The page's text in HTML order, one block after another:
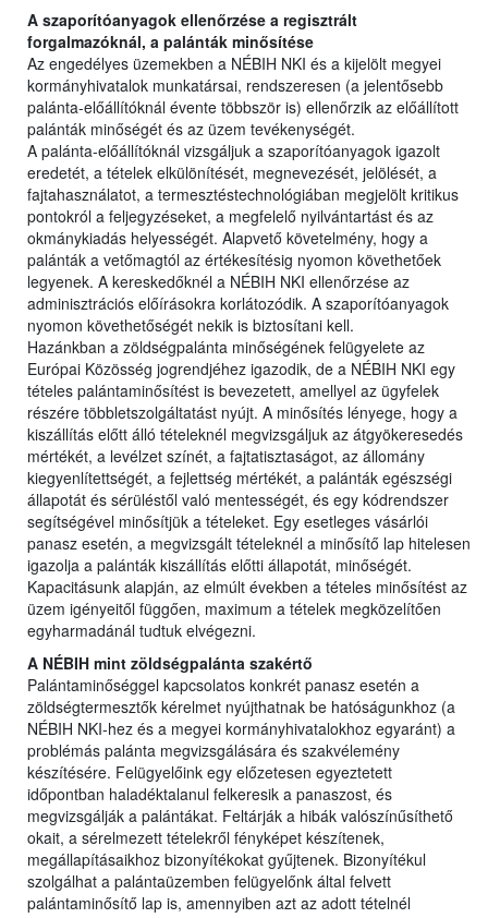
A szaporítóanyagok ellenőrzése a regisztrált
forgalmazóknál, a palánták minősítése
Az engedélyes üzemekben a NÉBIH NKI és a kijelölt megyei
kormányhivatalok munkatársai, rendszeresen (a jelentősebb
palánta-előállítóknál évente többször is) ellenőrzik az előállított
palánták minőségét és az üzem tevékenységét.
A palánta-előállítóknál vizsgáljuk a szaporítóanyagok igazolt
eredetét, a tételek elkülönítését, megnevezését, jelölését, a
fajtahasználatot, a termesztéstechnológiában megjelölt kritikus
pontokról a feljegyzéseket, a megfelelő nyilvántartást és az
okmánykiadás helyességét. Alapvető követelmény, hogy a
palánták a vetőmagtól az értékesítésig nyomon követhetőek
legyenek. A kereskedőknél a NÉBIH NKI ellenőrzése az
adminisztrációs előírásokra korlátozódik. A szaporítóanyagok
nyomon követhetőségét nekik is biztosítani kell.
Hazánkban a zöldségpalánta minőségének felügyelete az
Európai Közösség jogrendjéhez igazodik, de a NÉBIH NKI egy
tételes palántaminősítést is bevezetett, amellyel az ügyfelek
részére többletszolgáltatást nyújt. A minősítés lényege, hogy a
kiszállítás előtt álló tételeknél megvizsgáljuk az átgyökeresedés
mértékét, a levélzet színét, a fajtatisztaságot, az állomány
kiegyenlítettségét, a fejlettség mértékét, a palánták egészségi
állapotát és sérüléstől való mentességét, és egy kódrendszer
segítségével minősítjük a tételeket. Egy esetleges vásárlói
panasz esetén, a megvizsgált tételeknél a minősítő lap hitelesen
igazolja a palánták kiszállítás előtti állapotát, minőségét.
Kapacitásunk alapján, az elmúlt években a tételes minősítést az
üzem igényeitől függően, maximum a tételek megközelítően
egyharmadánál tudtuk elvégezni.
A NÉBIH mint zöldségpalánta szakértő
Palántaminőséggel kapcsolatos konkrét panasz esetén a
zöldségtermesztők kérelmet nyújthatnak be hatóságunkhoz (a
NÉBIH NKI-hez és a megyei kormányhivatalokhoz egyaránt) a
problémás palánta megvizsgálására és szakvélemény
készítésére. Felügyelőink egy előzetesen egyeztetett
időpontban haladéktalanul felkeresik a panaszost, és
megvizsgálják a palántákat. Feltárják a hibák valószínűsíthető
okait, a sérelmezett tételekről fényképet készítenek,
megállapításaikhoz bizonyítékokat gyűjtenek. Bizonyítékul
szolgálhat a palántaüzemben felügyelőnk által felvett
palántaminősítő lap is, amennyiben azt az adott tételnél